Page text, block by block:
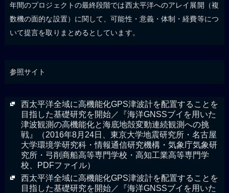
年間のプロジェクトの最終段階では西太平洋へのアレイ展開（複
数機の面的な設置）に関して、可能性・意義・体制・経費等につ
いて提言を取りまとめるとしています。
参照サイト
西太平洋全域に高機能化GPS津波計を配置することを
目指した基礎研究を開始／『海洋GNSSブイを用いた
津波観測の高機能化と海底地殻変動連続観測への挑
戦』（2016年8月24日、東京大学地震研究所・名古屋
大学環境学研究科・情報通信研究機構・気象庁気象研
究所・弓削商船高等専門学校・高知工業高等専門学
校、PDFファイル）
西太平洋全域に高機能化GPS津波計を配置することを
目指した基礎研究を開始／『海洋GNSSブイを用いた